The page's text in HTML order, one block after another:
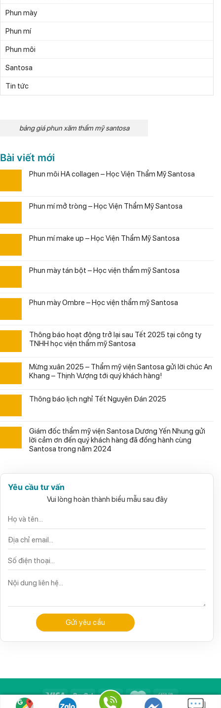
Phun mày
Phun mí
Phun môi
Santosa
Tin tức
bảng giá phun xăm thẩm mỹ santosa
Bài viết mới
Phun môi HA collagen – Học Viện Thẩm Mỹ Santosa
Phun mí mở tròng – Học Viện Thẩm Mỹ Santosa
Phun mí make up – Học Viện Thẩm Mỹ Santosa
Phun mày tán bột – Học viện thẩm mỹ Santosa
Phun mày Ombre – Học viện thẩm mỹ Santosa
Thông báo hoạt động trở lại sau Tết 2025 tại công ty
TNHH học viện thẩm mỹ Santosa
Mừng xuân 2025 – Thẩm mỹ viện Santosa gửi lời chúc An
Khang – Thịnh Vượng tới quý khách hàng!
Thông báo lịch nghỉ Tết Nguyên Đán 2025
Giám đốc thẩm mỹ viện Santosa Dương Yến Nhung gửi
lời cảm ơn đến quý khách hàng đã đồng hành cùng
Santosa trong năm 2024
Yêu cầu tư vấn
Vui lòng hoàn thành biểu mẫu sau đây